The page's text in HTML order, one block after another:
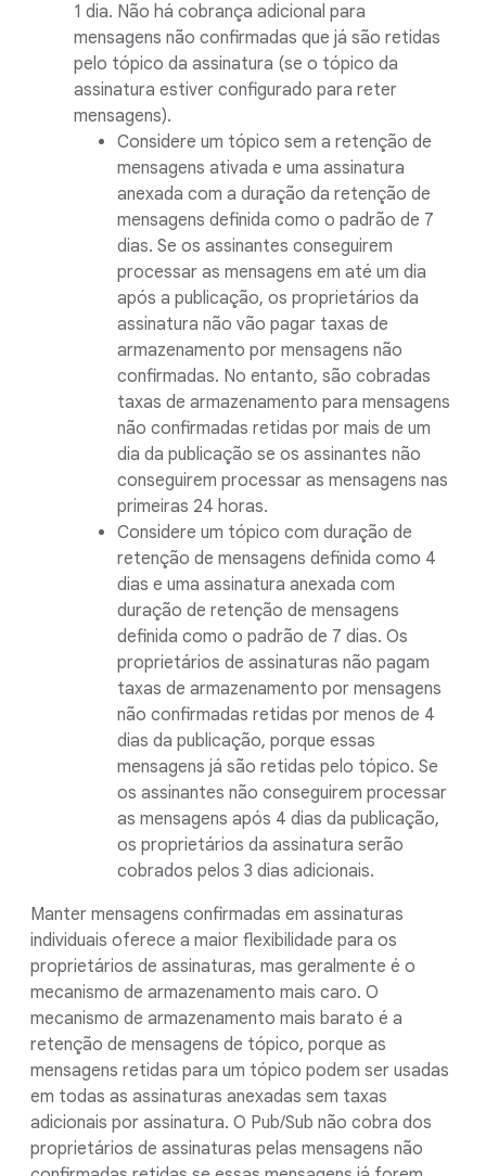
1 dia. Não há cobrança adicional para
mensagens não confirmadas que já são retidas
pelo tópico da assinatura (se o tópico da
assinatura estiver configurado para reter
mensagens).
Considere um tópico sem a retenção de
mensagens ativada e uma assinatura
anexada com a duração da retenção de
mensagens definida como o padrão de 7
dias. Se os assinantes conseguirem
processar as mensagens em até um dia
após a publicação, os proprietários da
assinatura não vão pagar taxas de
armazenamento por mensagens não
confirmadas. No entanto, são cobradas
taxas de armazenamento para mensagens
não confirmadas retidas por mais de um
dia da publicação se os assinantes não
conseguirem processar as mensagens nas
primeiras 24 horas.
Considere um tópico com duração de
retenção de mensagens definida como 4
dias e uma assinatura anexada com
duração de retenção de mensagens
definida como o padrão de 7 dias. Os
proprietários de assinaturas não pagam
taxas de armazenamento por mensagens
não confirmadas retidas por menos de 4
dias da publicação, porque essas
mensagens já são retidas pelo tópico. Se
os assinantes não conseguirem processar
as mensagens após 4 dias da publicação,
os proprietários da assinatura serão
cobrados pelos 3 dias adicionais.
Manter mensagens confirmadas em assinaturas
individuais oferece a maior flexibilidade para os
proprietários de assinaturas, mas geralmente é o
mecanismo de armazenamento mais caro. O
mecanismo de armazenamento mais barato é a
retenção de mensagens de tópico, porque as
mensagens retidas para um tópico podem ser usadas
em todas as assinaturas anexadas sem taxas
adicionais por assinatura. O Pub/Sub não cobra dos
proprietários de assinaturas pelas mensagens não